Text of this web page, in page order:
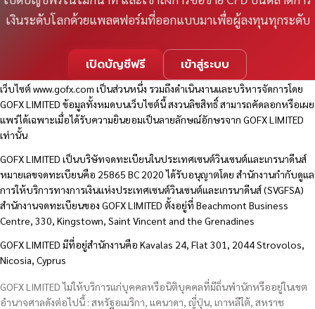
เงินระดับโลกด้วยแพลตฟอร์มที่ออกแบบมาเพื่อผู้ลงทุนทุกระดับ
เปิดบัญชีฟรี เข้าสู่ระบบ
เว็บไซต์www.gofx.com เป็นส่วนหนึ่ง รวมถึงดำเนินงานและบริหารจัดการโดย
GOFX LIMITED ข้อมูลทั้งหมดบนเว็บไซต์นี้ สงวนลิขสิทธิ์ สามารถคัดลอกหรือเผย
แพร่ได้เฉพาะเมื่อได้รับความยินยอมเป็นลายลักษณ์อักษรจาก GOFX LIMITED
เท่านั้น
GOFX LIMITED เป็นบริษัทจดทะเบียนในประเทศเซนต์วินเซนต์และเกรนาดีนส์
หมายเลขจดทะเบียนคือ 25865 BC 2020 ได้รับอนุญาตโดย สำนักงานกำกับดูแล
การให้บริการทางการเงินแห่งประเทศเซนต์วินเซนต์และเกรนาดีนส์ (SVGFSA)
สำนักงานจดทะเบียนของ GOFX LIMITED ตั้งอยู่ที่ Beachmont Business
Centre, 330, Kingstown, Saint Vincent and the Grenadines
GOFX LIMITED มีที่อยู่สำนักงานคือ Kavalas 24, Flat 301, 2044 Strovolos,
Nicosia, Cyprus
GOFX LIMITED ไม่ให้บริการแก่บุคคลหรือนิติบุคคลที่มีถิ่นพำนักหรืออยู่ในเขต
อำนาจศาลดังต่อไปนี้ : สหรัฐอเมริกา, แคนาดา, ญี่ปุ่น, เกาหลีใต้, สหราช